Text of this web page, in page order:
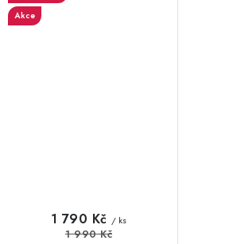
Akce
1 790 Kč / ks
1 990 Kč